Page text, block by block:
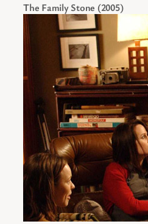
The Family Stone (2005)